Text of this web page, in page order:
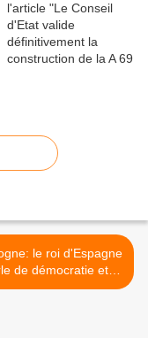
le roi d'Espagne
de démocratie et
la politique